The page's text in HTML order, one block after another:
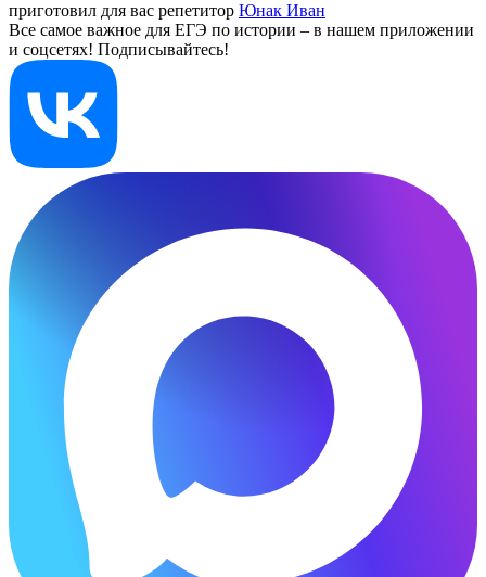
приготовил для вас репетитор Юнак Иван
Все самое важное для ЕГЭ по истории – в нашем приложении
и соцсетях! Подписывайтесь!